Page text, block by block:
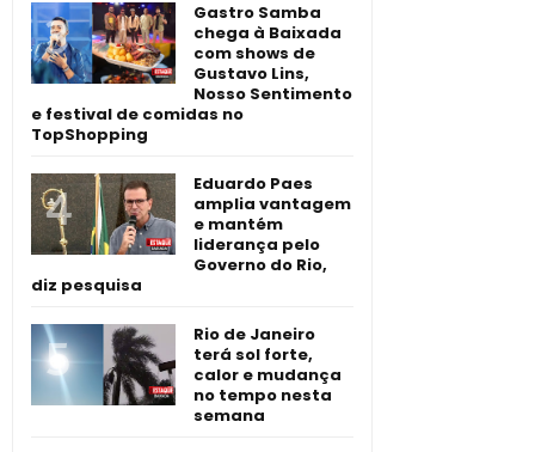
Gastro Samba
chega à Baixada
com shows de
Gustavo Lins,
Nosso Sentimento
e festival de comidas no
TopShopping
Eduardo Paes
amplia vantagem
e mantém
liderança pelo
Governo do Rio,
diz pesquisa
Rio de Janeiro
terá sol forte,
calor e mudança
no tempo nesta
semana